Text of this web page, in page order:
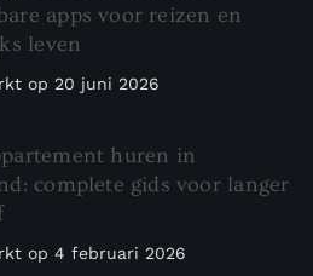
apps voor reizen en
leven
op 20 juni 2026
huren in
complete gids voor langer
op 4 februari 2026